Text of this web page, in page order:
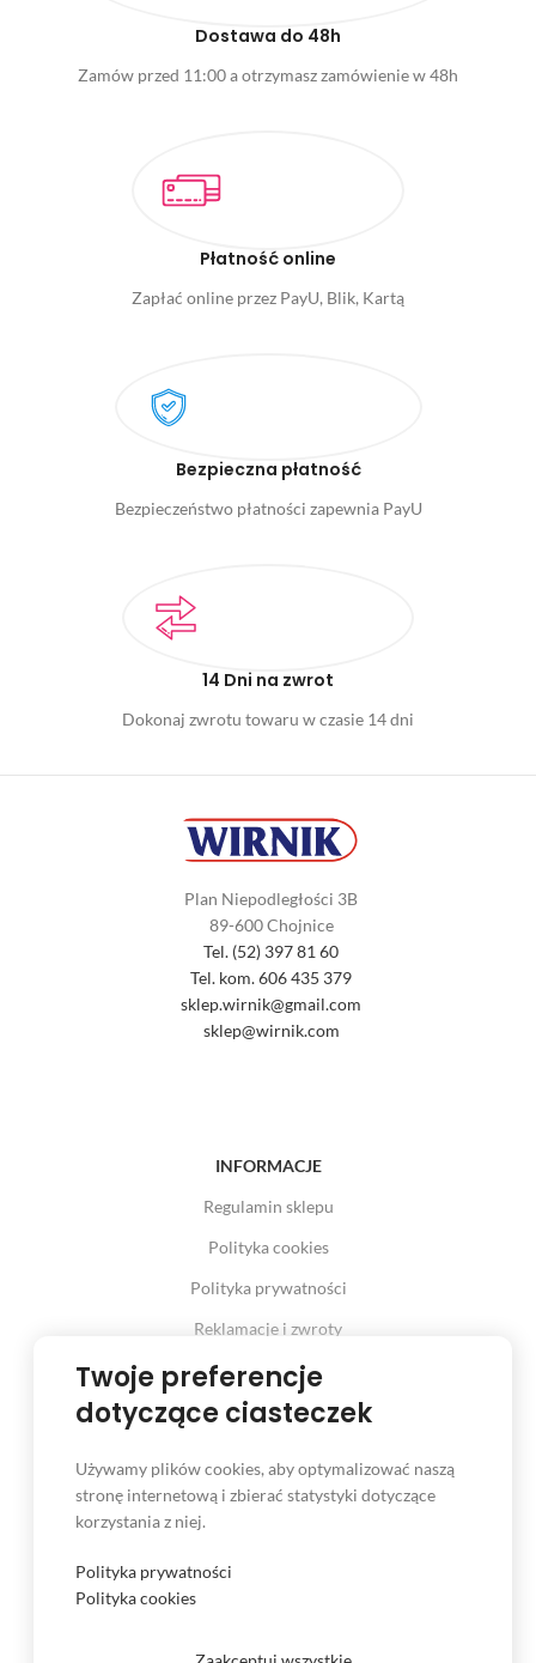
Dostawa do 48h
Zamów przed 11:00 a otrzymasz zamówienie w 48h
Płatność online
Zapłać online przez PayU, Blik, Kartą
Bezpieczna płatność
Bezpieczeństwo płatności zapewnia PayU
14 Dni na zwrot
Dokonaj zwrotu towaru w czasie 14 dni
Plan Niepodległości 3B
89-600 Chojnice
Tel. (52) 397 81 60
Tel. kom. 606 435 379
sklep.wirnik@gmail.com
sklep@wirnik.com
INFORMACJE
Regulamin sklepu
Polityka cookies
Polityka prywatności
Reklamacje i zwroty
Prawo odstąpienia od umowy
INFORMACJE
Czas i koszt dostawy
Formy płatności
Twoje preferencje
dotyczące ciasteczek
Używamy plików cookies, aby optymalizować naszą
stronę internetową i zbierać statystyki dotyczące
korzystania z niej.
Polityka prywatności
Polityka cookies